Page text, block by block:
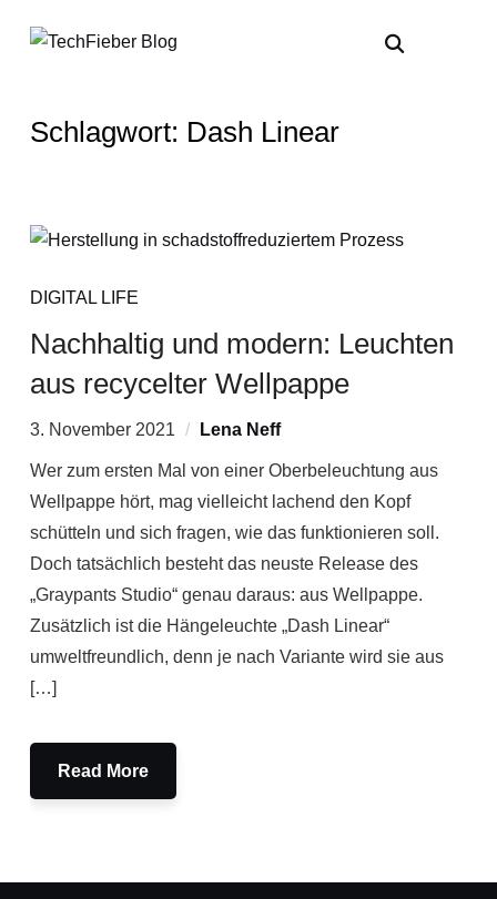
Schlagwort: Dash Linear
DIGITAL LIFE
Nachhaltig und modern: Leuchten
aus recycelter Wellpappe
3. November 2021 Lena Neff
Wer zum ersten Mal von einer Oberbeleuchtung aus
Wellpappe hört, mag vielleicht lachend den Kopf
schütteln und sich fragen, wie das funktionieren soll.
Doch tatsächlich besteht das neuste Release des
„Graypants Studio“ genau daraus: aus Wellpappe.
Zusätzlich ist die Hängeleuchte „Dash Linear“
umweltfreundlich, denn je nach Variante wird sie aus
[…]
Read More